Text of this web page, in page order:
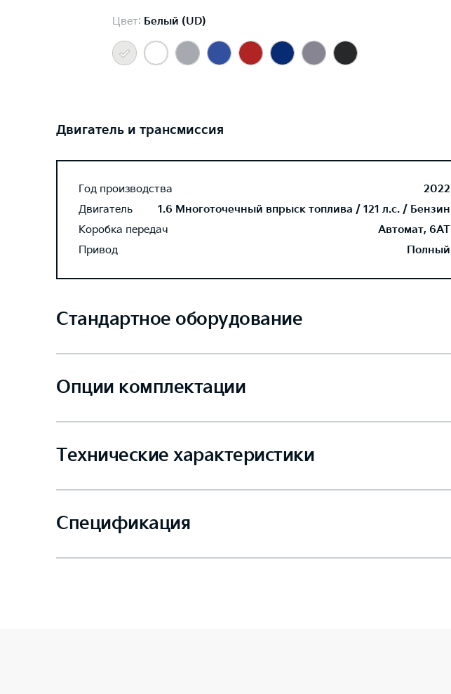
Цвет: Белый (UD)
Двигатель и трансмиссия
Год производства
2022
Двигатель
1.6 Многоточечный впрыск топлива / 121 л.с. / Бензин
Коробка передач
Автомат, 6AT
Привод
Полный
Стандартное оборудование
Опции комплектации
Технические характеристики
Спецификация